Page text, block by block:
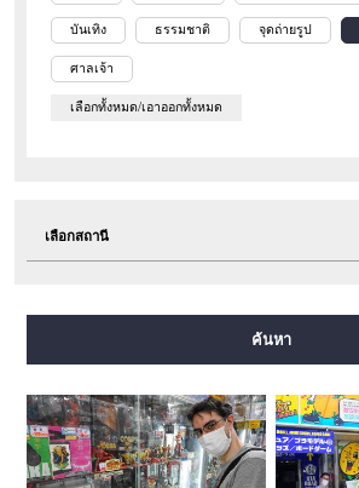
บันเทิง ธรรมชาติ จุดถ่ายรูป
ศาลเจ้า
เลือกทั้งหมด/เอาออกทั้งหมด
เลือกสถานี
สายอิมาซาโตะซุจิ สายนิวแทรม
ค้นหา